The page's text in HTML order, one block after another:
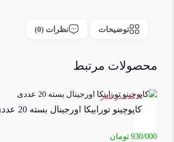
توضیحات نظرات (0)
محصولات مرتبط
4 عدد در انبار
کاپوچینو تورابیکا اورجینال بسته 20 عددی
930/000 تومان